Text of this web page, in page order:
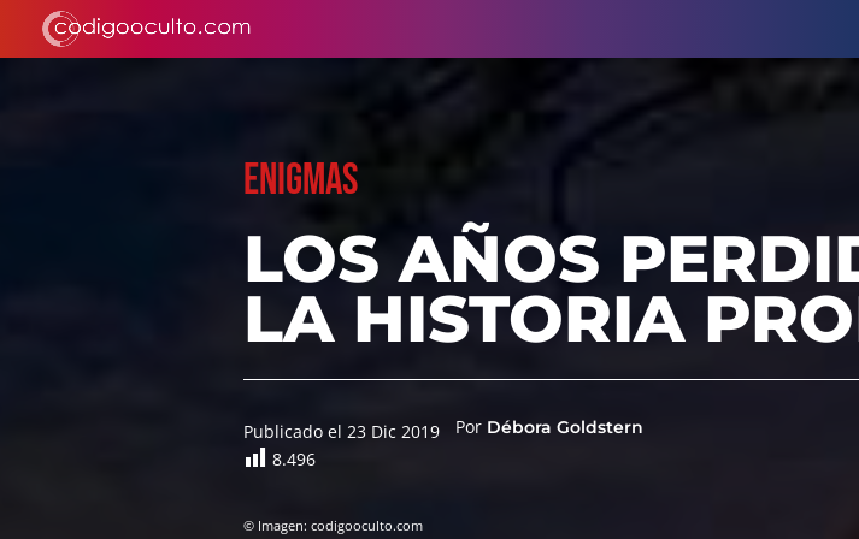
ENIGMAS
LOS AÑOS
LA HISTORIA
Publicado el 23 Dic 2019 Por Débora Goldstern
8.496
© Imagen: codigooculto.com